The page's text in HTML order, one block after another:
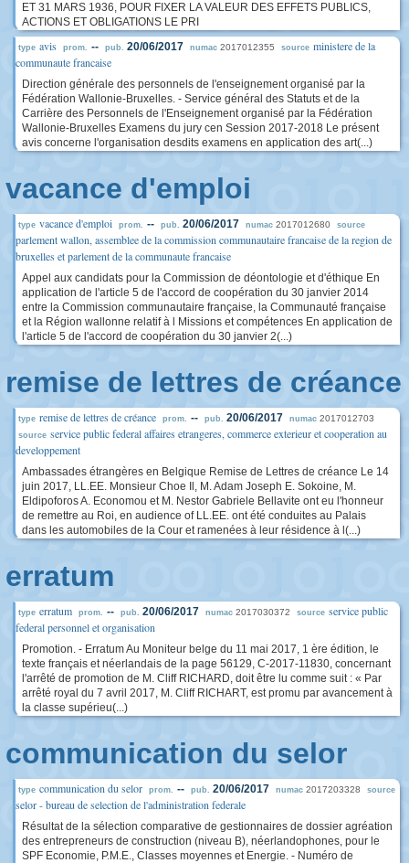
ET 31 MARS 1936, POUR FIXER LA VALEUR DES EFFETS PUBLICS,
ACTIONS ET OBLIGATIONS LE PRI
type avis prom. -- pub. 20/06/2017 numac 2017012355 source ministere de la
communaute francaise
Direction générale des personnels de l'enseignement organisé par la
Fédération Wallonie-Bruxelles. - Service général des Statuts et de la
Carrière des Personnels de l'Enseignement organisé par la Fédération
Wallonie-Bruxelles Examens du jury cen Session 2017-2018 Le présent
avis concerne l'organisation desdits examens en application des art(...)
vacance d'emploi
type vacance d'emploi prom. -- pub. 20/06/2017 numac 2017012680 source
parlement wallon, assemblee de la commission communautaire francaise de la region de
bruxelles et parlement de la communaute francaise
Appel aux candidats pour la Commission de déontologie et d'éthique En
application de l'article 5 de l'accord de coopération du 30 janvier 2014
entre la Commission communautaire française, la Communauté française
et la Région wallonne relatif à l Missions et compétences En application de
l'article 5 de l'accord de coopération du 30 janvier 2(...)
remise de lettres de créance
type remise de lettres de créance prom. -- pub. 20/06/2017 numac 2017012703
source service public federal affaires etrangeres, commerce exterieur et cooperation au
developpement
Ambassades étrangères en Belgique Remise de Lettres de créance Le 14
juin 2017, LL.EE. Monsieur Choe Il, M. Adam Joseph E. Sokoine, M.
Eldipoforos A. Economou et M. Nestor Gabriele Bellavite ont eu l'honneur
de remettre au Roi, en audience of LL.EE. ont été conduites au Palais
dans les automobiles de la Cour et ramenées à leur résidence à l(...)
erratum
type erratum prom. -- pub. 20/06/2017 numac 2017030372 source service public
federal personnel et organisation
Promotion. - Erratum Au Moniteur belge du 11 mai 2017, 1 ère édition, le
texte français et néerlandais de la page 56129, C-2017-11830, concernant
l'arrêté de promotion de M. Cliff RICHARD, doit être lu comme suit : « Par
arrêté royal du 7 avril 2017, M. Cliff RICHART, est promu par avancement à
la classe supérieu(...)
communication du selor
type communication du selor prom. -- pub. 20/06/2017 numac 2017203328 source
selor - bureau de selection de l'administration federale
Résultat de la sélection comparative de gestionnaires de dossier agréation
des entrepreneurs de construction (niveau B), néerlandophones, pour le
SPF Economie, P.M.E., Classes moyennes et Energie. - Numéro de